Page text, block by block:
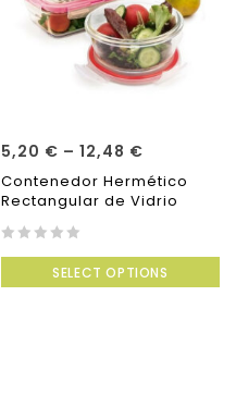
5,20 € – 12,48 €
Contenedor Hermético
Rectangular de Vidrio
of
SELECT OPTIONS